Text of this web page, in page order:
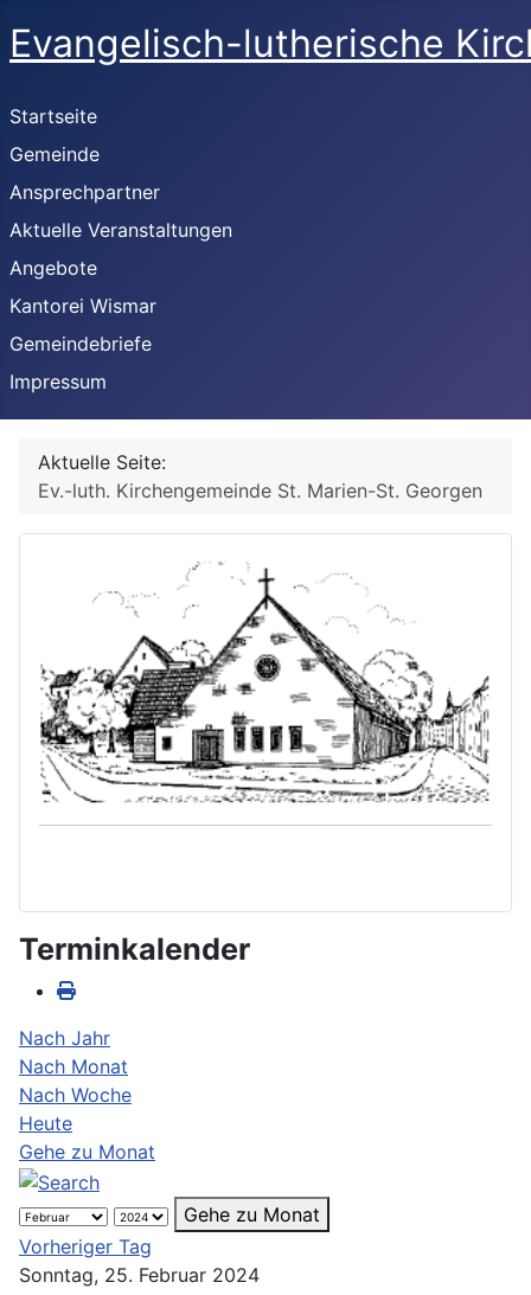
Evangelisch-lutherische
Startseite
Gemeinde
Ansprechpartner
Aktuelle Veranstaltungen
Angebote
Kantorei Wismar
Gemeindebriefe
Impressum
Aktuelle Seite:
Ev.-luth. Kirchengemeinde St. Marien-St. Georgen
Terminkalender
Nach Jahr
Nach Monat
Nach Woche
Heute
Gehe zu Monat
Gehe zu Monat
Vorheriger Tag
Sonntag, 25. Februar 2024